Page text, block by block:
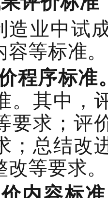
造业中试
容等标准。
程序标准
其中，
要求；评
；总结改
等要求。